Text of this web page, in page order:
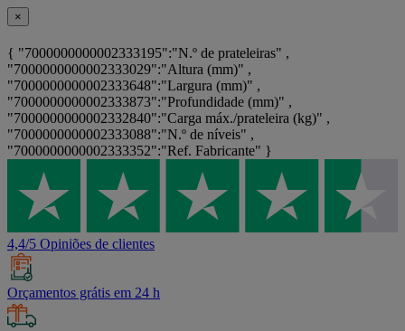
×
{ "7000000000002333195":"N.º de prateleiras" ,
"7000000000002333029":"Altura (mm)" ,
"7000000000002333648":"Largura (mm)" ,
"7000000000002333873":"Profundidade (mm)" ,
"7000000000002332840":"Carga máx./prateleira (kg)" ,
"7000000000002333088":"N.º de níveis" ,
"7000000000002333352":"Ref. Fabricante" }
4,4/5 Opiniões de clientes
Orçamentos grátis em 24 h